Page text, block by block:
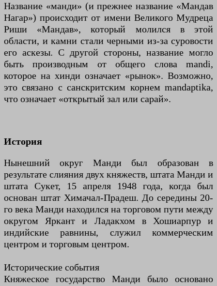
Название «манди» (и прежнее название «Мандав
Нагар») происходит от имени Великого Мудреца
Риши «Мандав», который молился в этой
области, и камни стали черными из-за суровости
его аскезы. С другой стороны, название могло
быть производным от общего слова mandi,
которое на хинди означает «рынок». Возможно,
это связано с санскритским корнем mandaptika,
что означает «открытый зал или сарай».
История
Нынешний округ Манди был образован в
результате слияния двух княжеств, штата Манди и
штата Сукет, 15 апреля 1948 года, когда был
основан штат Химачал-Прадеш. До середины 20-
го века Манди находился на торговом пути между
округом Яркант и Ладакхом в Хошиарпур и
индийские равнины, служил коммерческим
центром и торговым центром.
Исторические события
Княжеское государство Манди было основано